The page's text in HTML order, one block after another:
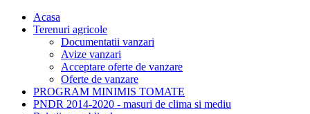
Acasa
Terenuri agricole
Documentatii vanzari
Avize vanzari
Acceptare oferte de vanzare
Oferte de vanzare
PROGRAM MINIMIS TOMATE
PNDR 2014-2020 - masuri de clima si mediu